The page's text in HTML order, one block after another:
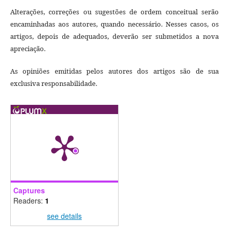
Alterações, correções ou sugestões de ordem conceitual serão
encaminhadas aos autores, quando necessário. Nesses casos, os
artigos, depois de adequados, deverão ser submetidos a nova
apreciação.
As opiniões emitidas pelos autores dos artigos são de sua
exclusiva responsabilidade.
Captures
Readers: 1
see details